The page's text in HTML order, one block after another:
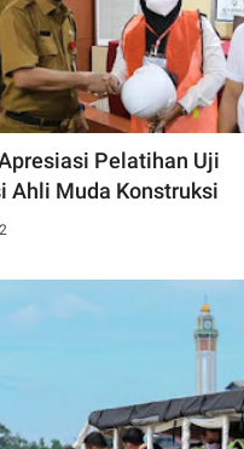
Pelatihan Uji
Ahli Muda Konstruksi